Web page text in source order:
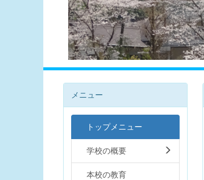
メニュー
トップメニュー
学校の概要
本校の教育